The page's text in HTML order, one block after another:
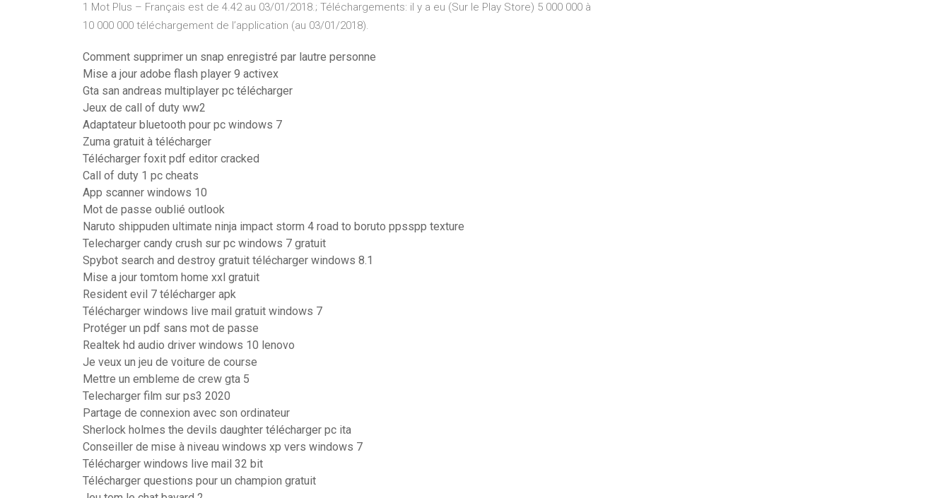
1 Mot Plus – Français est de 4.42 au 03/01/2018.; Téléchargements: il y a eu (Sur le Play Store) 5 000 000 à
10 000 000 téléchargement de l’application (au 03/01/2018).
Comment supprimer un snap enregistré par lautre personne
Mise a jour adobe flash player 9 activex
Gta san andreas multiplayer pc télécharger
Jeux de call of duty ww2
Adaptateur bluetooth pour pc windows 7
Zuma gratuit à télécharger
Télécharger foxit pdf editor cracked
Call of duty 1 pc cheats
App scanner windows 10
Mot de passe oublié outlook
Naruto shippuden ultimate ninja impact storm 4 road to boruto ppsspp texture
Telecharger candy crush sur pc windows 7 gratuit
Spybot search and destroy gratuit télécharger windows 8.1
Mise a jour tomtom home xxl gratuit
Resident evil 7 télécharger apk
Télécharger windows live mail gratuit windows 7
Protéger un pdf sans mot de passe
Realtek hd audio driver windows 10 lenovo
Je veux un jeu de voiture de course
Mettre un embleme de crew gta 5
Telecharger film sur ps3 2020
Partage de connexion avec son ordinateur
Sherlock holmes the devils daughter télécharger pc ita
Conseiller de mise à niveau windows xp vers windows 7
Télécharger windows live mail 32 bit
Télécharger questions pour un champion gratuit